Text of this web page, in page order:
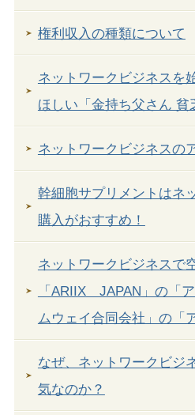
権利収入の種類について
ネットワークビジネスを
ほしい「金持ち父さん 貧
ネットワークビジネスの
幹細胞サプリメントはネ
購入がおすすめ！
ネットワークビジネスで
「ARIIX JAPAN」の「
ムウェイ合同会社」の「
なぜ、ネットワークビジ
気なのか？